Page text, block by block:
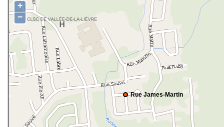
Rue James-Martin
+
−